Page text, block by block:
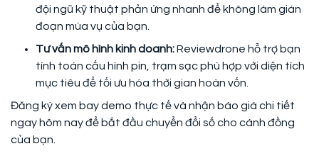
đội ngũ kỹ thuật phản ứng nhanh để không làm gián
đoạn mùa vụ của bạn.
Tư vấn mô hình kinh doanh:Reviewdrone hỗ trợ bạn
tính toán cấu hình pin, trạm sạc phù hợp với diện tích
mục tiêu để tối ưu hóa thời gian hoàn vốn.
Đăng ký xem bay demo thực tế và nhận báo giá chi tiết
ngay hôm nay để bắt đầu chuyển đổi số cho cánh đồng
của bạn.